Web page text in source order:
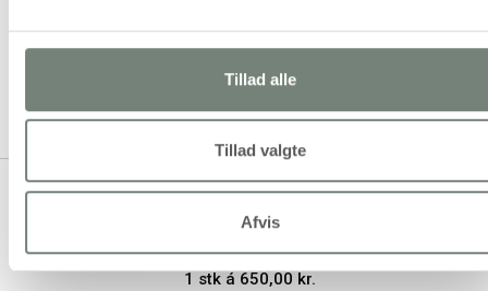
Tillad alle
Tillad valgte
Afvis
Højre/venstre venstre, rød, 1 stk.
Køb mere til kun: 25,00 kr.
Skolesakse med Holder, L: 14
cm, rund, 1 sæt
1 stk á 650,00 kr.